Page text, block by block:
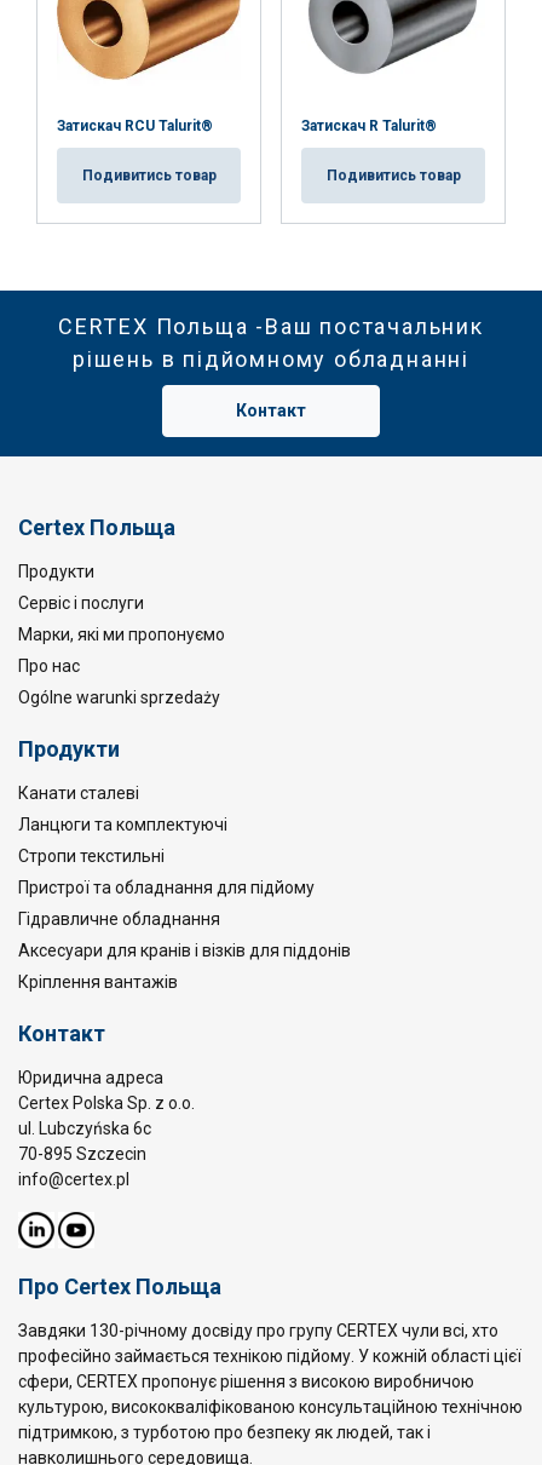
Затискач RCU Talurit®
Подивитись товар
Затискач R Talurit®
Подивитись товар
CERTEX Польща -Ваш постачальник
рішень в підйомному обладнанні
Контакт
Certex Польща
Продукти
Сервіс і послуги
Марки, які ми пропонуємо
Про нас
Ogólne warunki sprzedaży
Продукти
Канати сталеві
Ланцюги та комплектуючі
Стропи текстильні
Пристрої та обладнання для підйому
Гідравличне обладнання
Аксесуари для кранів і візків для піддонів
Кріплення вантажів
Контакт
Юридична адреса
Certex Polska Sp. z o.o.
ul. Lubczyńska 6c
70-895 Szczecin
info@certex.pl
Про Certex Польща
Завдяки 130-річному досвіду про групу CERTEX чули всі, хто
професійно займається технікою підйому. У кожній області цієї
сфери, CERTEX пропонує рішення з високою виробничою
культурою, висококваліфікованою консультаційною технічною
підтримкою, з турботою про безпеку як людей, так і
навколишнього середовища.